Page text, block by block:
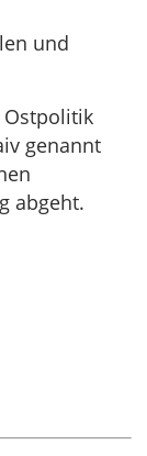
und
genannt
abgeht.